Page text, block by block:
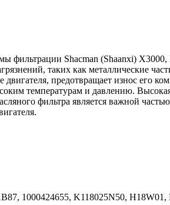
фильтрации Shacman (Shaanxi)
таких как металлические
предотвращает износ его
температурам и давлению.
фильтра является важной
1000424655, K118025N50,